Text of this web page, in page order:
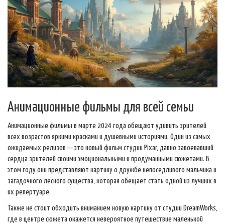
Анимационные фильмы для всей семьи
Анимационные фильмы в марте 2024 года обещают удивить зрителей
всех возрастов яркими красками и душевными историями. Один из самых
ожидаемых релизов — это новый фильм студии Pixar, давно завоевавший
сердца зрителей своими эмоциональными и продуманными сюжетами. В
этом году они представляют картину о дружбе непоседливого мальчика и
загадочного лесного существа, которая обещает стать одной из лучших в
их репертуаре.
Также не стоит обходить вниманием новую картину от студии DreamWorks,
где в центре сюжета окажется невероятное путешествие маленькой